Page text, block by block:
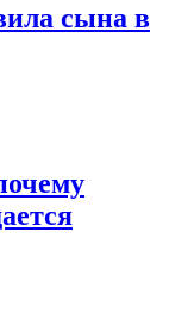
сына в